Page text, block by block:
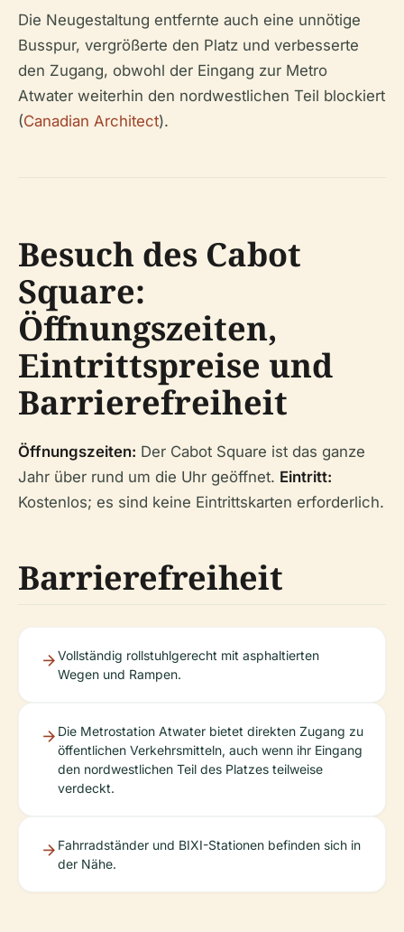
Die Neugestaltung entfernte auch eine unnötige
Busspur, vergrößerte den Platz und verbesserte
den Zugang, obwohl der Eingang zur Metro
Atwater weiterhin den nordwestlichen Teil blockiert
(Canadian Architect).
Besuch des Cabot
Square:
Öffnungszeiten,
Eintrittspreise und
Barrierefreiheit
Öffnungszeiten: Der Cabot Square ist das ganze
Jahr über rund um die Uhr geöffnet. Eintritt:
Kostenlos; es sind keine Eintrittskarten erforderlich.
Barrierefreiheit
Vollständig rollstuhlgerecht mit asphaltierten
Wegen und Rampen.
Die Metrostation Atwater bietet direkten Zugang zu
öffentlichen Verkehrsmitteln, auch wenn ihr Eingang
den nordwestlichen Teil des Platzes teilweise
verdeckt.
Fahrradständer und BIXI-Stationen befinden sich in
der Nähe.